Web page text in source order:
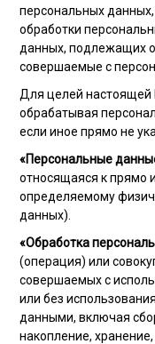
персональных
обработки
данных, подлежащих
совершаемые с
Для целей настоящей
обрабатывая
если иное прямо не
«Персональные
относящаяся к прямо
определяемому
данных).
«Обработка
(операция) или
совершаемых с
или без
данными, включая
накопление,